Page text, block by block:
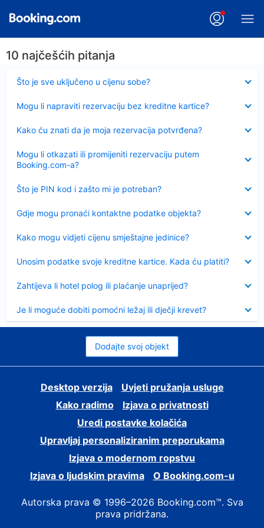
10 najčešćih pitanja
Što je sve uključeno u cijenu sobe?
Sažeto
Mogu li napraviti rezervaciju bez kreditne kartice?
Kako ću znati da je moja rezervacija potvrđena?
Mogu li otkazati ili promijeniti rezervaciju putem
Booking.com-a?
Što je PIN kod i zašto mi je potreban?
Sažeto
Gdje mogu pronaći kontaktne podatke objekta?
Kako mogu vidjeti cijenu smještajne jedinice?
Unosim podatke svoje kreditne kartice. Kada ću platiti?
Zahtijeva li hotel polog ili plaćanje unaprijed?
Je li moguće dobiti pomoćni ležaj ili dječji krevet?
Dodajte svoj objekt
Desktop verzija
Uvjeti pružanja usluge
Kako radimo
Izjava o privatnosti
Uredi postavke kolačića
Upravljaj personaliziranim preporukama
Izjava o modernom ropstvu
Izjava o ljudskim pravima
O Booking.com-u
Autorska prava © 1996–2026 Booking.com™. Sva
prava pridržana.